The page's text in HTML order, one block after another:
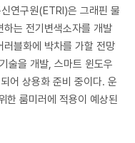
연구원(ETRI)은 그래핀 물
는 전기변색소자를 개발
블화에 박차를 가할 전망
술을 개발, 스마트 윈도우
어 상용화 준비 중이다. 운
한 룸미러에 적용이 예상된